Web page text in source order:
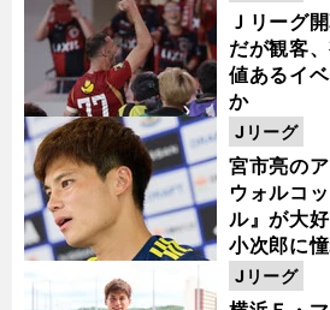
Ｊリーグ
だが観客
値あるイ
か
宮市亮の
ウォルコ
ル』が大
小次郎に
Jリーグ
Jリーグ